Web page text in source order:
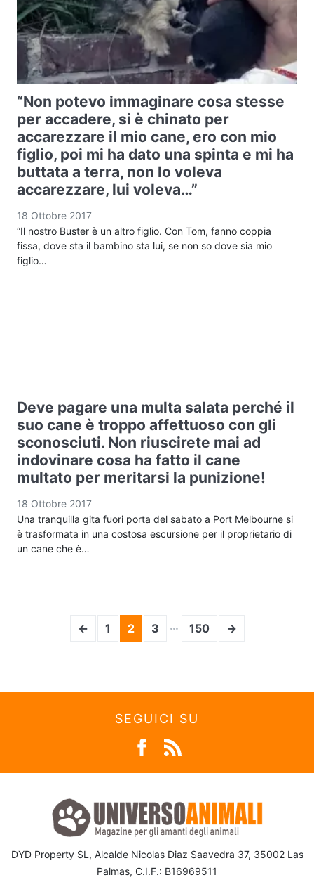
“Non potevo immaginare cosa stesse
per accadere, si è chinato per
accarezzare il mio cane, ero con mio
figlio, poi mi ha dato una spinta e mi ha
buttata a terra, non lo voleva
accarezzare, lui voleva…”
18 Ottobre 2017
“Il nostro Buster è un altro figlio. Con Tom, fanno coppia
fissa, dove sta il bambino sta lui, se non so dove sia mio
figlio…
Deve pagare una multa salata perché il
suo cane è troppo affettuoso con gli
sconosciuti. Non riuscirete mai ad
indovinare cosa ha fatto il cane
multato per meritarsi la punizione!
18 Ottobre 2017
Una tranquilla gita fuori porta del sabato a Port Melbourne si
è trasformata in una costosa escursione per il proprietario di
un cane che è…
← 1 2 3 … 150 →
SEGUICI SU
DYD Property SL, Alcalde Nicolas Diaz Saavedra 37, 35002 Las
Palmas, C.I.F.: B16969511